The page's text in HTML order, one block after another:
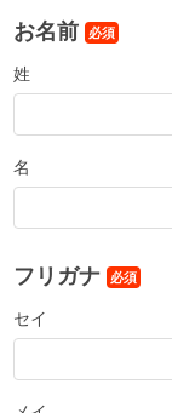
お名前 必須
姓
名
フリガナ 必須
セイ